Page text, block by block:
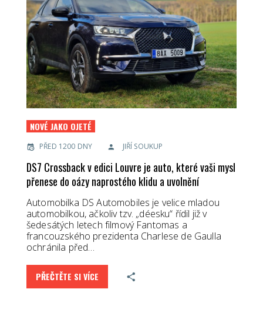
NOVÉ JAKO OJETÉ
PŘED 1200 DNY JIŘÍ SOUKUP
DS7 Crossback v edici Louvre je auto, které vaši mysl
přenese do oázy naprostého klidu a uvolnění
Automobilka DS Automobiles je velice mladou
automobilkou, ačkoliv tzv. „déesku“ řídil již v
šedesátých letech filmový Fantomas a
francouzského prezidenta Charlese de Gaulla
ochránila před…
PŘEČTĚTE SI VÍCE